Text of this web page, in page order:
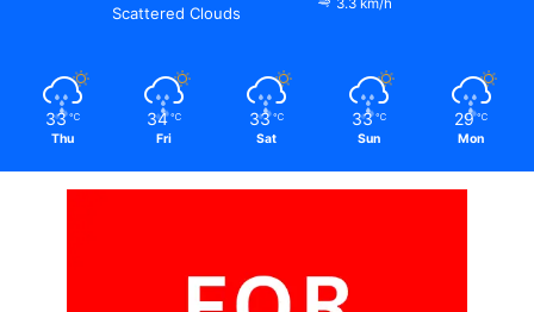
Scattered Clouds
3.3 km/h
33 ℃
Thu
34 ℃
Fri
33 ℃
Sat
33 ℃
Sun
29 ℃
Mon